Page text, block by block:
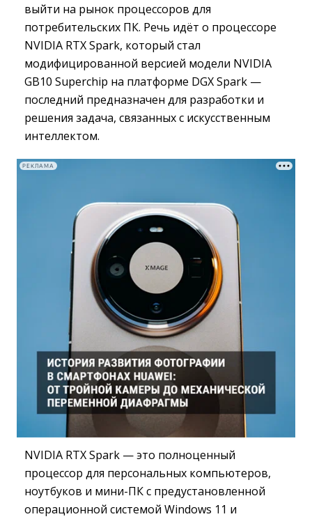
выйти на рынок процессоров для
потребительских ПК. Речь идёт о процессоре
NVIDIA RTX Spark, который стал
модифицированной версией модели NVIDIA
GB10 Superchip на платформе DGX Spark —
последний предназначен для разработки и
решения задача, связанных с искусственным
интеллектом.
РЕКЛАМА
NVIDIA RTX Spark — это полноценный
процессор для персональных компьютеров,
ноутбуков и мини-ПК с предустановленной
операционной системой Windows 11 и